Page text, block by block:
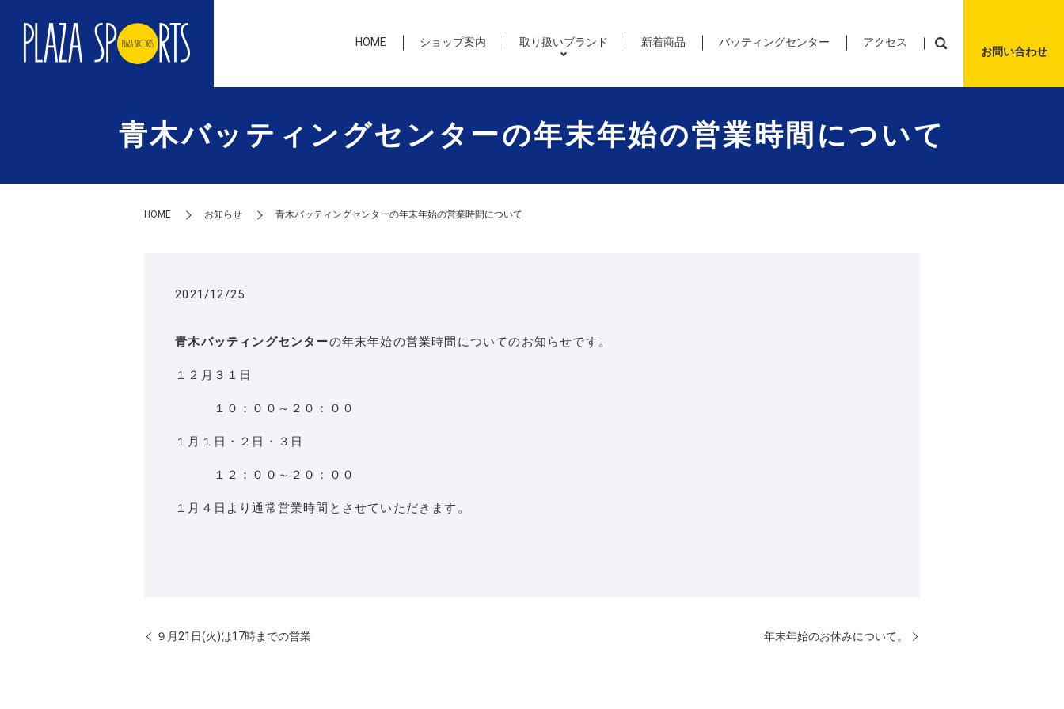
HOME ショップ案内 取り扱いブランド 新着商品 バッティングセンター アクセス
お問い合わせ
青木バッティングセンターの年末年始の営業時間について
HOME お知らせ 青木バッティングセンターの年末年始の営業時間について
2021/12/25
青木バッティングセンターの年末年始の営業時間についてのお知らせです。
１２月３１日
１０：００～２０：００
１月１日・２日・３日
１２：００～２０：００
１月４日より通常営業時間とさせていただきます。
９月21日(火)は17時までの営業 年末年始のお休みについて。